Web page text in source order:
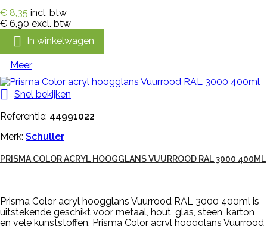
€ 8,35 incl. btw
€ 6,90 excl. btw
 In winkelwagen
Meer

Snel bekijken
Referentie: 44991022
Merk: Schuller
PRISMA COLOR ACRYL HOOGGLANS VUURROOD RAL 3000 400ML
Prisma Color acryl hoogglans Vuurrood RAL 3000 400ml is
uitstekende geschikt voor metaal, hout, glas, steen, karton
en vele kunststoffen. Prisma Color acryl hoogglans Vuurrood